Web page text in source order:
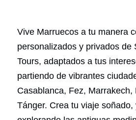
Vive Marruecos a tu manera
personalizados y privados de
Tours, adaptados a tus
partiendo de vibrantes
Casablanca, Fez, Marrakech,
Tánger. Crea tu viaje soñado,